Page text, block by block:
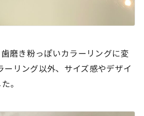
磨き粉っぽいカラーリングに変
ーリング以外、サイズ感やデザイ
。